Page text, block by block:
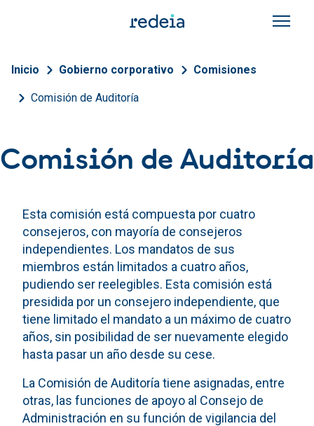
Sobrescribir enlaces de
Inicio Gobierno corporativo Comisiones
Comisión de Auditoría
Comisión de Auditoría
Esta comisión está compuesta por cuatro
consejeros, con mayoría de consejeros
independientes. Los mandatos de sus
miembros están limitados a cuatro años,
pudiendo ser reelegibles. Esta comisión está
presidida por un consejero independiente, que
tiene limitado el mandato a un máximo de cuatro
años, sin posibilidad de ser nuevamente elegido
hasta pasar un año desde su cese.
La Comisión de Auditoría tiene asignadas, entre
otras, las funciones de apoyo al Consejo de
Administración en su función de vigilancia del